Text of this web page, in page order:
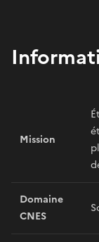
Mission
Domaine
CNES